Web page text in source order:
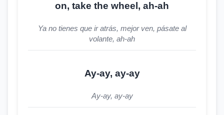
on, take the wheel, ah-ah
Ya no tienes que ir atrás, mejor ven, pásate al
volante, ah-ah
Ay-ay, ay-ay
Ay-ay, ay-ay